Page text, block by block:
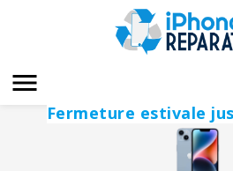

Fermeture estivale